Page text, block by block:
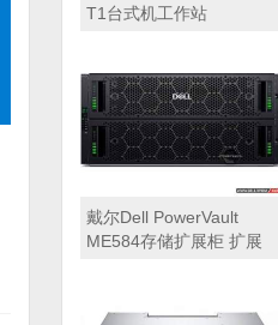
T1台式机工作站
戴尔Dell PowerVault
ME584存储扩展柜 扩展
ME5224，ME5284等主